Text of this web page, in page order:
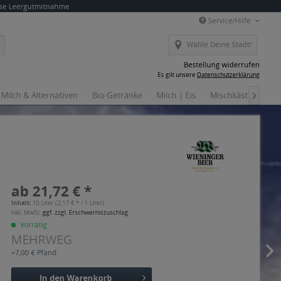
Leergutmitnahme
Service/Hilfe
Wähle Deine Stadt!
Bestellung widerrufen
Es gilt unsere Datenschutzerklärung
Milch & Alternativen Bio-Getränke Milch | Eis Mischkästen

ab 21,72 € *
Inhalt: 10 Liter (2,17 € * / 1 Liter)
inkl. MwSt. ggf. zzgl. Erschwerniszuschlag
Vorrätig
MEHRWEG
+7,00 € Pfand
In den Warenkorb